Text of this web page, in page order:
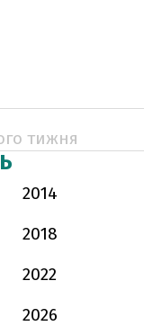
тижня
2014
2018
2022
2026